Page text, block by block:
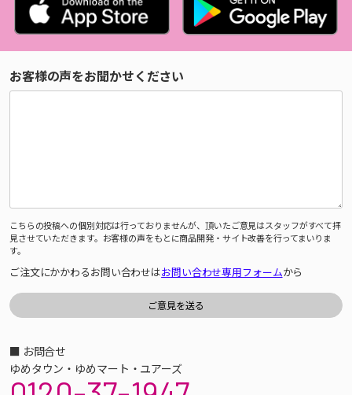
お客様の声をお聞かせください
こちらの投稿への個別対応は行っておりませんが、頂いたご意見はスタッフがすべて拝
見させていただきます。お客様の声をもとに商品開発・サイト改善を行ってまいりま
す。
ご注文にかかわるお問い合わせはお問い合わせ専用フォームから
■ お問合せ
ゆめタウン・ゆめマート・ユアーズ